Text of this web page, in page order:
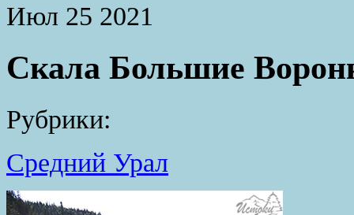
Июл 25 2021
Скала Большие
Рубрики:
Средний Урал